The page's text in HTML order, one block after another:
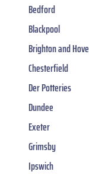
Bedford
Blackpool
Brighton and Hove
Chesterfield
Der Potteries
Dundee
Exeter
Grimsby
Ipswich